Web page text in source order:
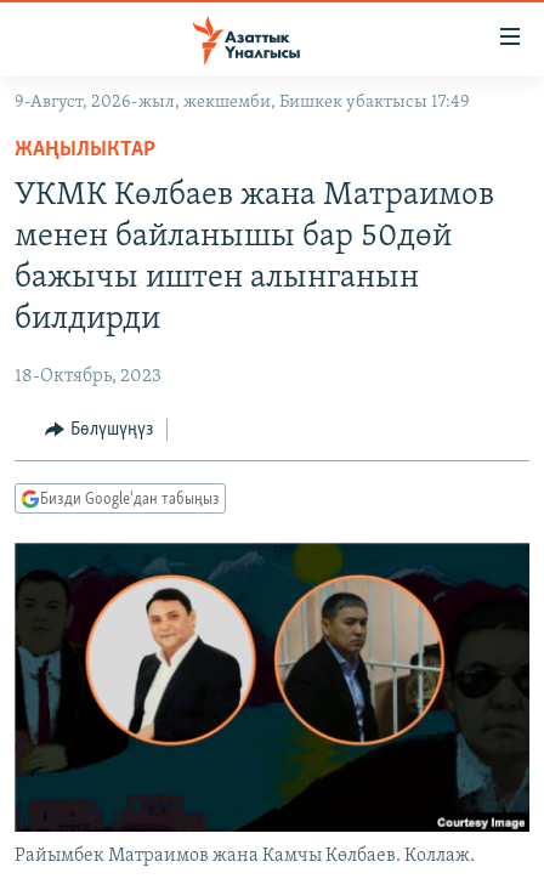
Навигацияга
өтүңүз
Издөөгө
салыңызКЫРГЫЗСТАН
УКРАИНА
АТАЙЫН ИЛИКТӨӨ
БҮГҮН АЗАТТЫКТА
ЭКСПЕРТТЕР ТАЛДАЙТ
БИЗ ЖАНА ДҮЙНӨ
ЭЖЕ-СИҢДИЛЕР
АЗАТТЫК+
ЫҢГАЙСЫЗ СУРООЛОР
ПОДКАСТ
ӨЗГӨЧӨ ПИКИР
Русский
ОНЛАЙН ШЕРИНЕ
ЭЕ/АРнун бардык сайттары
9-Август, 2026-жыл, жекшемби, Бишкек убактысы 17:49
ЖАҢЫЛЫКТАР
УКМК Көлбаев жана Матраимов
менен байланышы бар 50дөй
бажычы иштен алынганын
билдирди
18-Октябрь, 2023
Бөлүшүңүз
Бизди Google'дан табыңыз
Райымбек Матраимов жана Камчы Көлбаев. Коллаж.